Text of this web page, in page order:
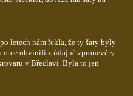
letech nám řekla, že ty šaty byly
otce obvinili z údajné zpronevěry
v Břeclavi. Byla to jen